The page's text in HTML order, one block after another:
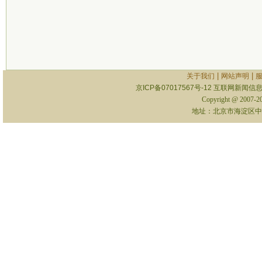
关于我们 网站声明
京ICP备07017567号-12 互联网新闻信
Copyright @ 2007-
地址：北京市海淀区